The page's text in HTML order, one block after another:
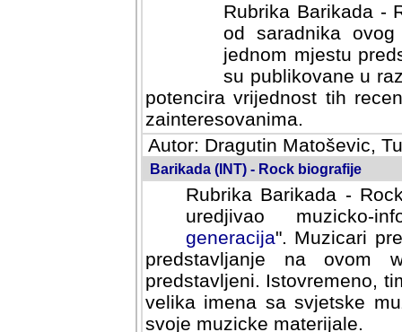
Rubrika Barikada -
od saradnika
jednom mjestu
su publikovane u
potencira vrijednost tih
zainteresovanima.
Autor: Dragutin Matoševic,
Barikada (INT) - Rock biografije
Rubrika Barikada -
uredjivao muzicko-
Muzicari predstavljeni u
na ovom web portalu
Istovremeno, tim nacinom
sa svjetske muzicke scene
materijale.